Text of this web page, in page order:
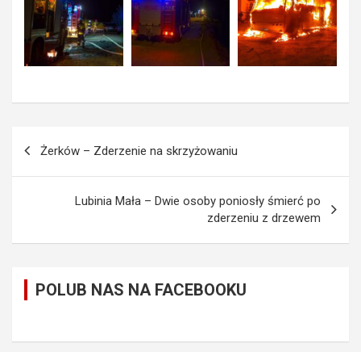
Nawigacja
Żerków – Zderzenie na skrzyżowaniu
Lubinia Mała – Dwie osoby poniosły śmierć po
zderzeniu z drzewem
POLUB NAS NA FACEBOOKU